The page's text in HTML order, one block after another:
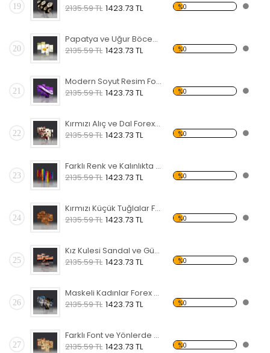
19
2135.59 TL 1423.73 TL %0
20
Papatya ve Uğur Böceği Forex Tablo
2135.59 TL 1423.73 TL %0
21
Modern Soyut Resim Forex Tablo
2135.59 TL 1423.73 TL %0
22
Kırmızı Alıç ve Dal Forex Tablo
2135.59 TL 1423.73 TL %0
23
Farklı Renk ve Kalınlıkta Çubuklar Forex Tablo
2135.59 TL 1423.73 TL %0
24
Kırmızı Küçük Tuğlalar Forex Tablo
2135.59 TL 1423.73 TL %0
25
Kız Kulesi Sandal ve Gün Batımı Forex Tablo
2135.59 TL 1423.73 TL %0
26
Maskeli Kadınlar Forex Tablo
2135.59 TL 1423.73 TL %0
27
Farklı Font ve Yönlerde Love Forex Tablo
2135.59 TL 1423.73 TL %0